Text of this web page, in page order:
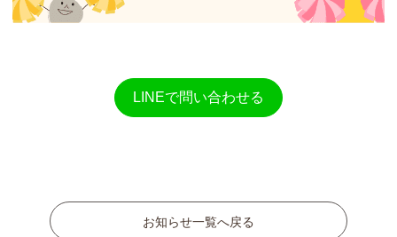
LINEで問い合わせる
お知らせ一覧へ戻る